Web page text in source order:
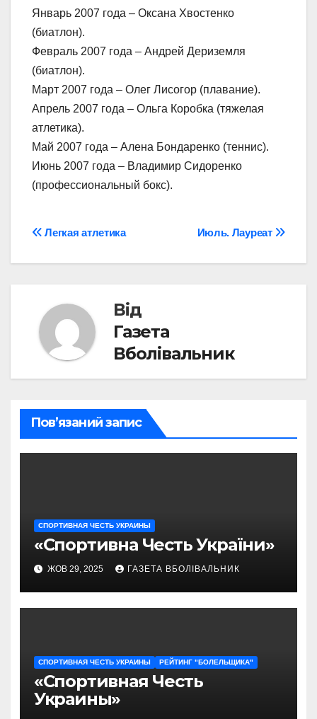
Январь 2007 года – Оксана Хвостенко
(биатлон).
Февраль 2007 года – Андрей Дериземля
(биатлон).
Март 2007 года – Олег Лисогор (плавание).
Апрель 2007 года – Ольга Коробка (тяжелая
атлетика).
Май 2007 года – Алена Бондаренко (теннис).
Июнь 2007 года – Владимир Сидоренко
(профессиональный бокс).
Навігація
записів
Июль. Лауреат
Легкая атлетика
Від
Газета
Вболівальник
Пов’язаний запис
СПОРТИВНАЯ ЧЕСТЬ УКРАИНЫ
«Спортивна Честь України»
ЖОВ 29, 2025 ГАЗЕТА ВБОЛІВАЛЬНИК
СПОРТИВНАЯ ЧЕСТЬ УКРАИНЫ РЕЙТИНГ "БОЛЕЛЬЩИКА"
«Спортивная Честь
Украины»